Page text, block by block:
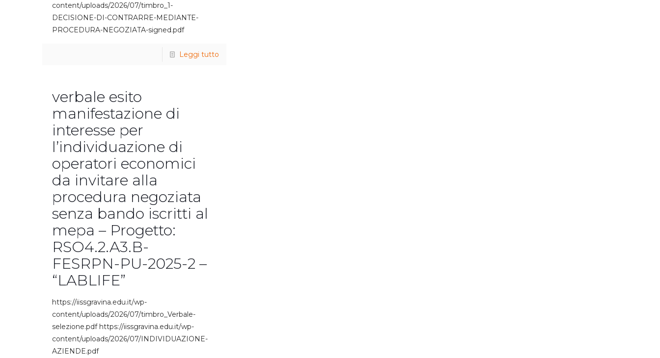
content/uploads/2026/07/timbro_1-
DECISIONE-DI-CONTRARRE-MEDIANTE-
PROCEDURA-NEGOZIATA-signed.pdf
Leggi tutto
verbale esito
manifestazione di
interesse per
l’individuazione di
operatori economici
da invitare alla
procedura negoziata
senza bando iscritti al
mepa – Progetto:
RSO4.2.A3.B-
FESRPN-PU-2025-2 –
“LABLIFE”
https://iissgravina.edu.it/wp-
content/uploads/2026/07/timbro_Verbale-
selezione.pdf https://iissgravina.edu.it/wp-
content/uploads/2026/07/INDIVIDUAZIONE-
AZIENDE.pdf